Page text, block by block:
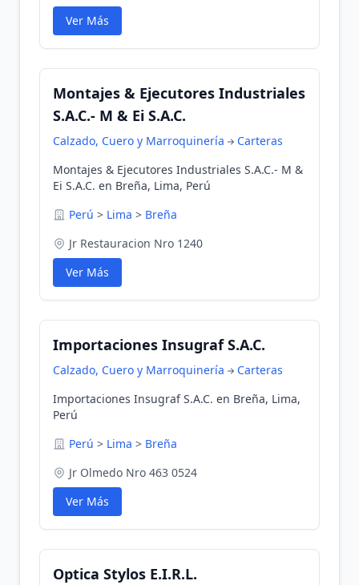
Ver Más
Montajes & Ejecutores Industriales
S.A.C.- M & Ei S.A.C.
Calzado, Cuero y Marroquinería
Carteras
Montajes & Ejecutores Industriales S.A.C.- M &
Ei S.A.C. en Breña, Lima, Perú
Perú > Lima > Breña
Jr Restauracion Nro 1240
Ver Más
Importaciones Insugraf S.A.C.
Calzado, Cuero y Marroquinería
Carteras
Importaciones Insugraf S.A.C. en Breña, Lima,
Perú
Perú > Lima > Breña
Jr Olmedo Nro 463 0524
Ver Más
Optica Stylos E.I.R.L.